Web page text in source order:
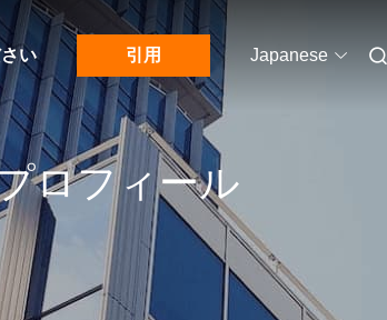
い 引用 Japanese
ロフィール